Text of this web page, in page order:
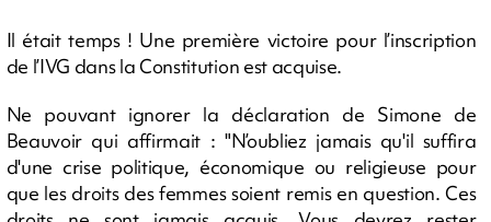
Il était temps ! Une première victoire pour l’inscription
de l’IVG dans la Constitution est acquise.
Ne pouvant ignorer la déclaration de Simone de
Beauvoir qui affirmait : "N’oubliez jamais qu'il suffira
d'une crise politique, économique ou religieuse pour
que les droits des femmes soient remis en question. Ces